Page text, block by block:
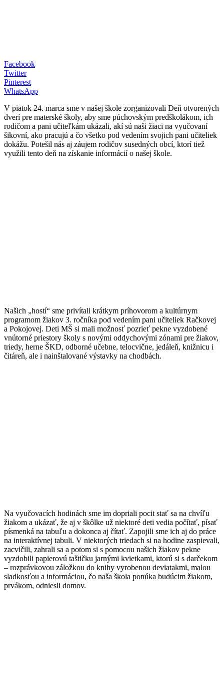
Facebook
Twitter
Pinterest
WhatsApp
V piatok 24. marca sme v našej škole zorganizovali Deň otvorených
dverí pre materské školy, aby sme púchovským predškolákom, ich
rodičom a pani učiteľkám ukázali, akí sú naši žiaci na vyučovaní
šikovní, ako pracujú a čo všetko pod vedením svojich pani učiteliek
dokážu. Potešil nás aj záujem rodičov susedných obcí, ktorí tiež
využili tento deň na získanie informácií o našej škole.
Našich „hostí“ sme privítali krátkym príhovorom a kultúrnym
programom žiakov 3. ročníka pod vedením pani učiteliek Račkovej
a Pokojovej. Deti MŠ si mali možnosť pozrieť pekne vyzdobené
vnútorné priestory školy s novými oddychovými zónami pre žiakov,
triedy, herne ŠKD, odborné učebne, telocvične, jedáleň, knižnicu i
čitáreň, ale i nainštalované výstavky na chodbách.
Na vyučovacích hodinách sme im dopriali pocit stať sa na chvíľu
žiakom a ukázať, že aj v škôlke už niektoré deti vedia počítať, písať
písmenká na tabuľu a dokonca aj čítať. Zapojili sme ich aj do práce
na interaktívnej tabuli. V niektorých triedach si na hodine zaspievali,
zacvičili, zahrali sa a potom si s pomocou našich žiakov pekne
vyzdobili papierovú taštičku jarnými kvietkami, ktorú si s darčekom
– rozprávkovou záložkou do knihy vyrobenou deviatakmi, malou
sladkosťou a informáciou, čo naša škola ponúka budúcim žiakom,
prvákom, odniesli domov.